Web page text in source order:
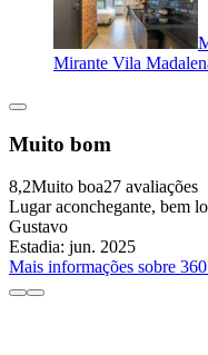
Mirante Vila
Muito bom
8,2Muito boa27 avaliações
Lugar aconchegante, bem
Gustavo
Estadia: jun. 2025
Mais informações sobre